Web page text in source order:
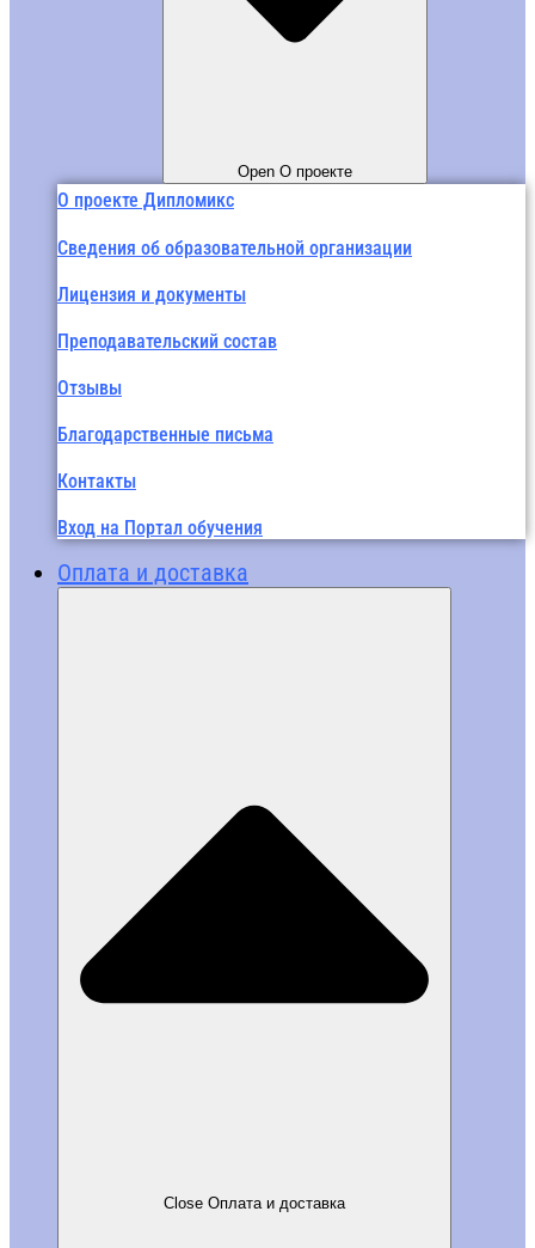
Open О проекте
О проекте Дипломикс
Сведения об образовательной организации
Лицензия и документы
Преподавательский состав
Отзывы
Благодарственные письма
Контакты
Вход на Портал обучения
Оплата и доставка
Close Оплата и доставка